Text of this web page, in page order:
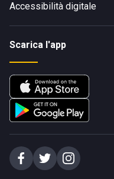
Accessibilità digitale
Scarica l'app